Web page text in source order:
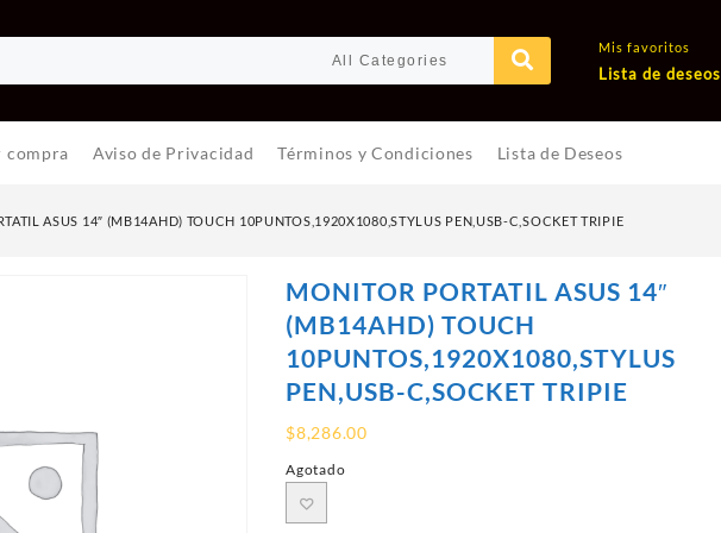
Mis favoritos
Lista de deseos
compra Aviso de Privacidad Términos y Condiciones Lista de Deseos
ASUS 14″ (MB14AHD) TOUCH 10PUNTOS,1920X1080,STYLUS PEN,USB-C,SOCKET TRIPIE
MONITOR PORTATIL ASUS 14″
(MB14AHD) TOUCH
10PUNTOS,1920X1080,STYLUS
PEN,USB-C,SOCKET TRIPIE
$8,286.00
Agotado